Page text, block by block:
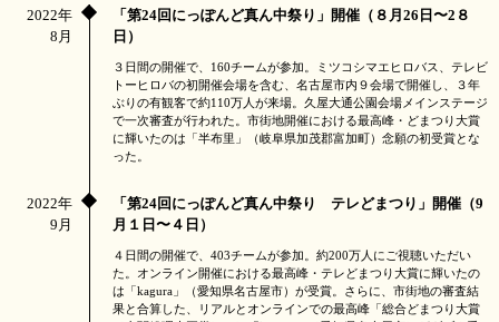
2022年
8月
「第24回にっぽんど真ん中祭り」開催（８月26日〜2８
日）
３日間の開催で、160チームが参加。ミツコシマエヒロバス、テレビ
トーヒロバの初開催会場を含む、名古屋市内９会場で開催し、３年
ぶりの有観客で約110万人が来場。久屋大通公園会場メインステージ
で一次審査が行われた。市街地開催における最高峰・どまつり大賞
に輝いたのは「半布里」（岐阜県加茂郡富加町）念願の初受賞とな
った。
2022年
9月
「第24回にっぽんど真ん中祭り テレどまつり」開催（9
月１日〜４日）
４日間の開催で、403チームが参加。約200万人にご視聴いただい
た。オンライン開催における最高峰・テレどまつり大賞に輝いたの
は「kagura」（愛知県名古屋市）が受賞。さらに、市街地の審査結
果と合算した、リアルとオンラインでの最高峰「総合どまつり大賞